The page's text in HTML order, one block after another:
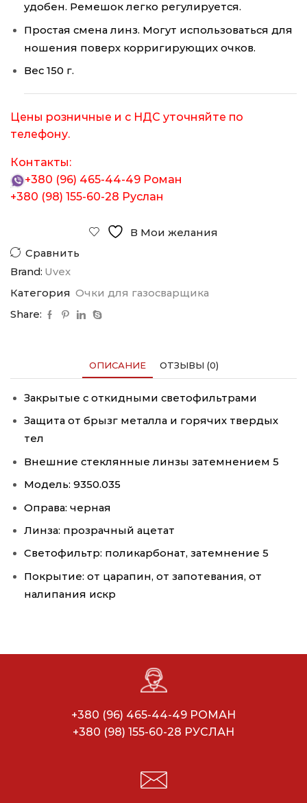
удобен. Ремешок легко регулируется.
Простая смена линз. Могут использоваться для
ношения поверх корригирующих очков.
Вес 150 г.
Цены розничные и с НДС уточняйте по
телефону.
Контакты:
+380 (96) 465-44-49 Роман
+380 (98) 155-60-28 Руслан
В Мои желания
Сравнить
Brand: Uvex
Категория Очки для газосварщика
Share:
ОПИСАНИЕ ОТЗЫВЫ (0)
Закрытые с откидными светофильтрами
Защита от брызг металла и горячих твердых
тел
Внешние стеклянные линзы затемнением 5
Модель: 9350.035
Оправа: черная
Линза: прозрачный ацетат
Светофильтр: поликарбонат, затемнение 5
Покрытие: от царапин, от запотевания, от
налипания искр
+380 (96) 465-44-49 РОМАН
+380 (98) 155-60-28 РУСЛАН